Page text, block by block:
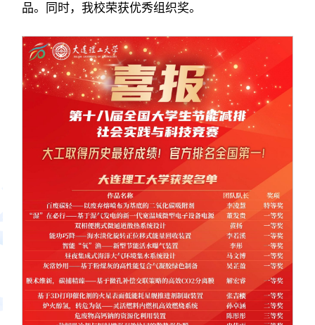
品。同时，我校荣获优秀组织奖。